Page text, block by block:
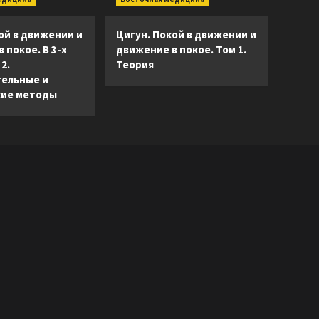
в движении и
покое. В 3-х
и
методы
Цигун. Покой в движении и
движение в покое. Том 1.
Теория